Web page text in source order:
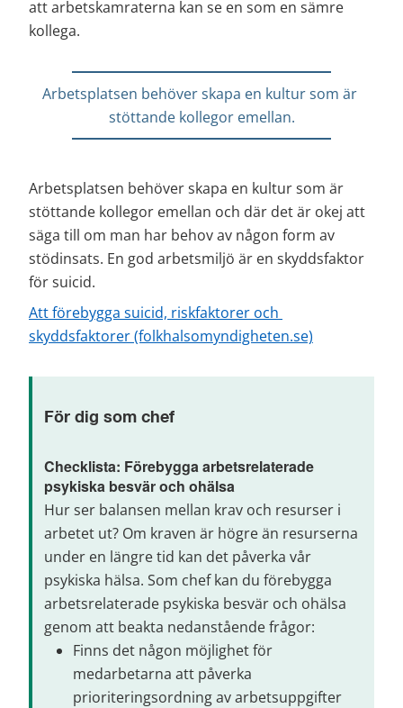
att arbetskamraterna kan se en som en sämre
kollega.
Arbetsplatsen behöver skapa en kultur som är
stöttande kollegor emellan.
Arbetsplatsen behöver skapa en kultur som är
stöttande kollegor emellan och där det är okej att
säga till om man har behov av någon form av
stödinsats. En god arbetsmiljö är en skyddsfaktor
för suicid.
Att förebygga suicid, riskfaktorer och
skyddsfaktorer (folkhalsomyndigheten.se)
För dig som chef
Checklista: Förebygga arbetsrelaterade
psykiska besvär och ohälsa
Hur ser balansen mellan krav och resurser i
arbetet ut? Om kraven är högre än resurserna
under en längre tid kan det påverka vår
psykiska hälsa. Som chef kan du förebygga
arbetsrelaterade psykiska besvär och ohälsa
genom att beakta nedanstående frågor:
Finns det någon möjlighet för
medarbetarna att påverka
prioriteringsordning av arbetsuppgifter